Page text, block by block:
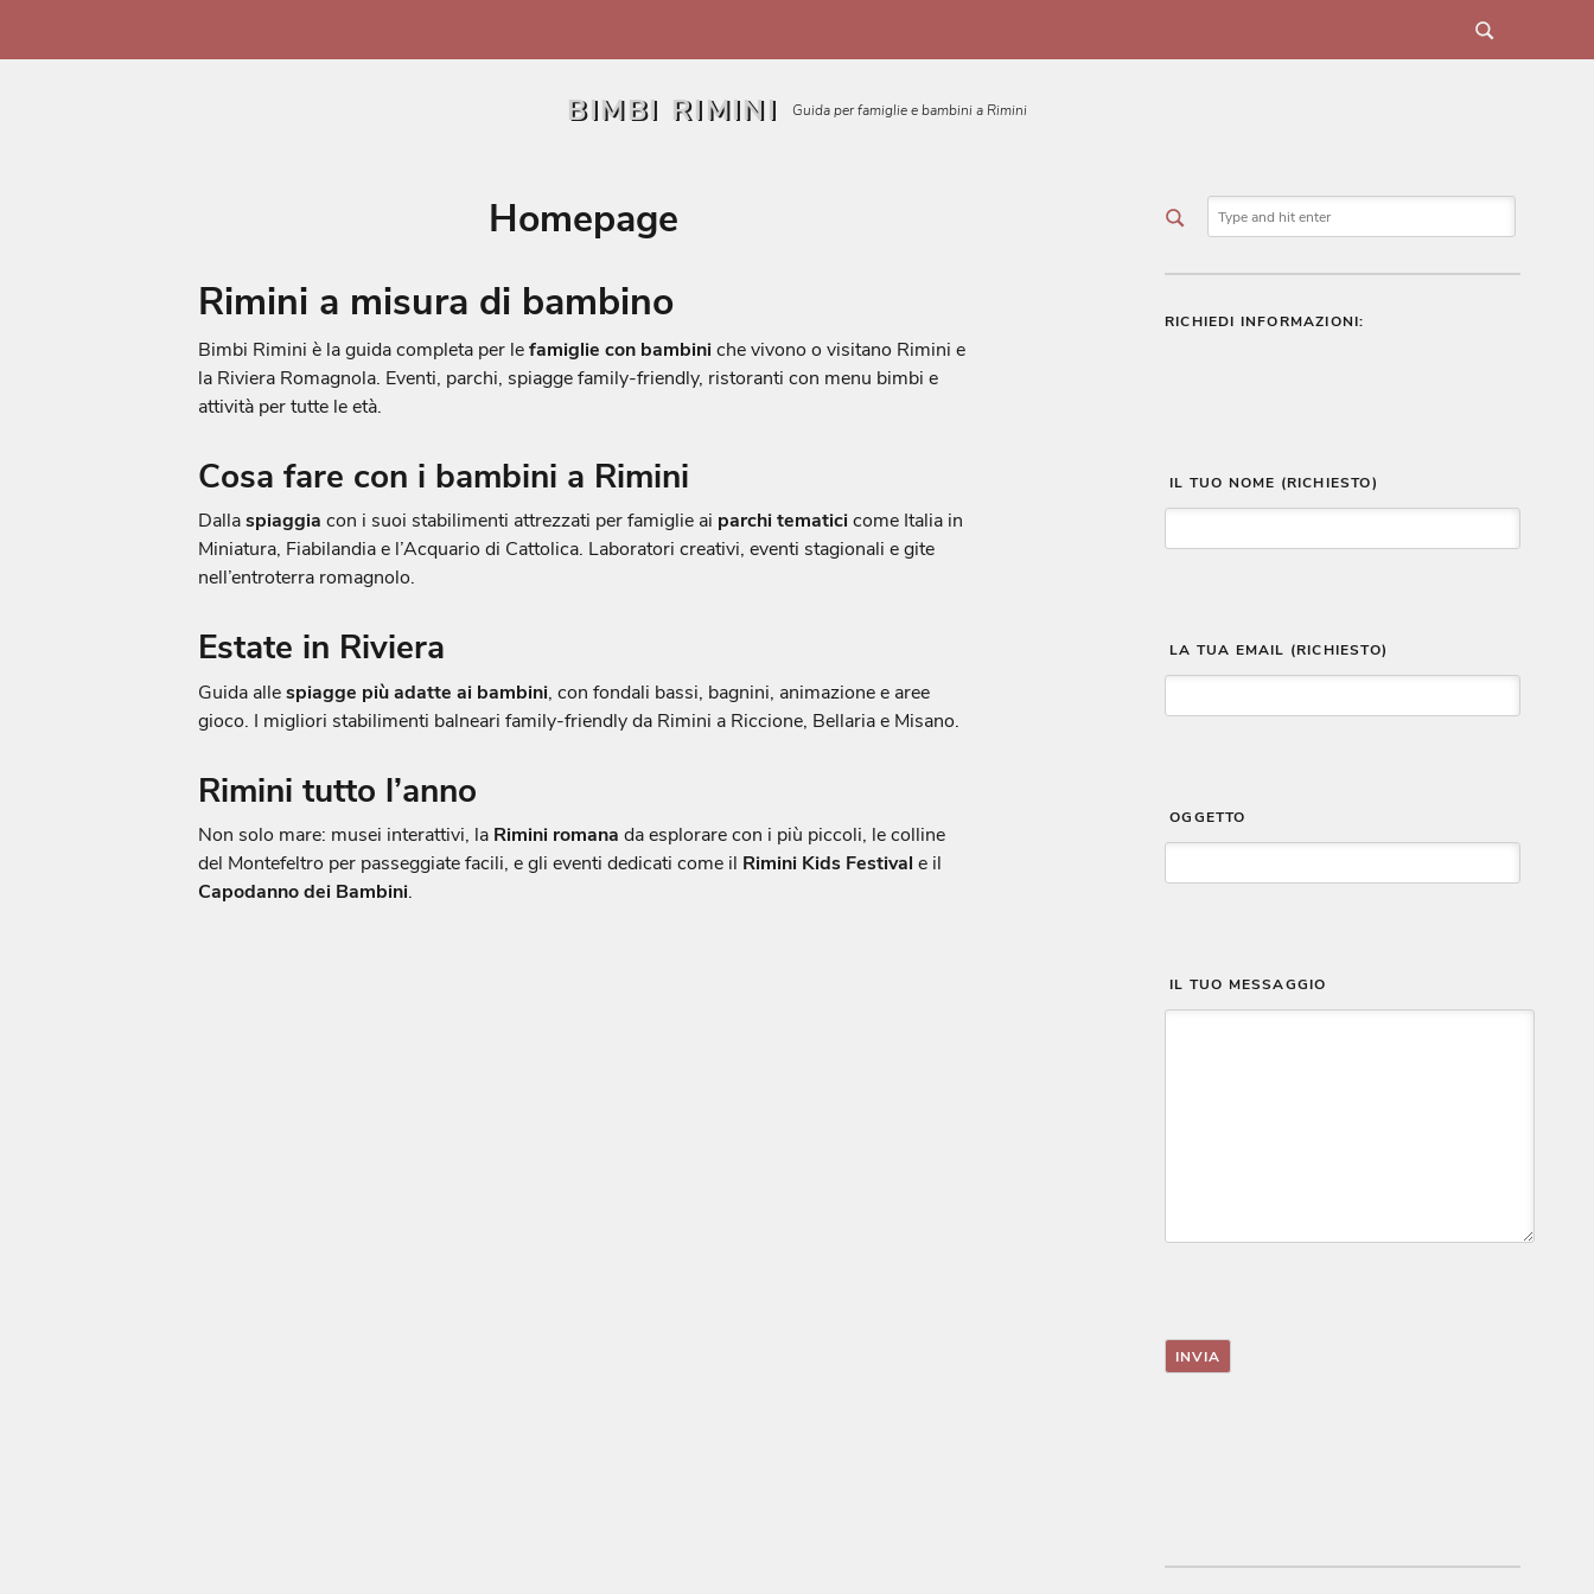
BIMBI RIMINI Guida per famiglie e bambini a Rimini
Homepage
Rimini a misura di bambino
Bimbi Rimini è la guida completa per lefamiglie con bambiniche vivono o visitano Rimini e
la Riviera Romagnola. Eventi, parchi, spiagge family-friendly, ristoranti con menu bimbi e
attività per tutte le età.
Cosa fare con i bambini a Rimini
Dallaspiaggia con i suoi stabilimenti attrezzati per famiglie ai parchi tematicicome Italia in
Miniatura, Fiabilandia e l’Acquario di Cattolica. Laboratori creativi, eventi stagionali e gite
nell’entroterra romagnolo.
Estate in Riviera
Guida allespiagge più adatte ai bambini, con fondali bassi, bagnini, animazione e aree
gioco. I migliori stabilimenti balneari family-friendly da Rimini a Riccione, Bellaria e Misano.
Rimini tutto l’anno
Non solo mare: musei interattivi, la Rimini romana da esplorare con i più piccoli, le colline
del Montefeltro per passeggiate facili, e gli eventi dedicati come il Rimini Kids Festival e il
Capodanno dei Bambini.
RICHIEDI INFORMAZIONI:
IL TUO NOME (RICHIESTO)
LA TUA EMAIL (RICHIESTO)
OGGETTO
IL TUO MESSAGGIO